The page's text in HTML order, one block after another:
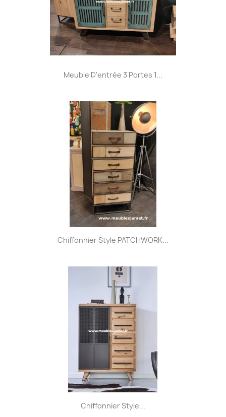
Meuble D'entrée 3 Portes 1...
Chiffonnier Style PATCHWORK...
Chiffonnier Style...